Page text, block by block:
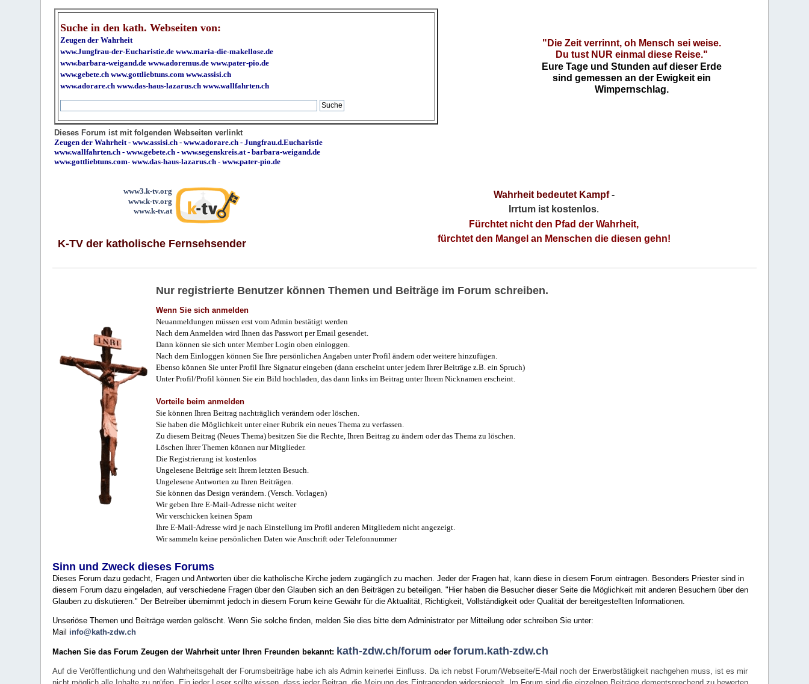
Suche in den kath. Webseiten von:
Zeugen der Wahrheit
www.Jungfrau-der-Eucharistie.de www.maria-die-makellose.de
www.barbara-weigand.de www.adoremus.de www.pater-pio.de
www.gebete.ch www.gottliebtuns.com www.assisi.ch
www.adorare.ch www.das-haus-lazarus.ch www.wallfahrten.ch
"Die Zeit verrinnt, oh Mensch sei weise.
Du tust NUR einmal diese Reise."
Eure Tage und Stunden auf dieser Erde
sind gemessen an der Ewigkeit ein
Wimpernschlag.
Dieses Forum ist mit folgenden Webseiten verlinkt
Zeugen der Wahrheit-www.assisi.ch -www.adorare.ch -Jungfrau.d.Eucharistie
www.wallfahrten.ch -www.gebete.ch -www.segenskreis.at-barbara-weigand.de
www.gottliebtuns.com-www.das-haus-lazarus.ch - www.pater-pio.de
www3.k-tv.org
www.k-tv.org
www.k-tv.at
K-TV der katholische Fernsehsender
Wahrheit bedeutet Kampf-
Irrtum ist kostenlos.
Fürchtet nicht den Pfad der Wahrheit,
fürchtet den Mangel an Menschen die diesen gehn!
Nur registrierte Benutzer können Themen und Beiträge im Forum schreiben.
Wenn Sie sich anmelden
Neuanmeldungen müssen erst vom Admin bestätigt werden
Nach dem Anmelden wird Ihnen das Passwort per Email gesendet.
Dann können sie sich unter Member Login oben einloggen.
Nach dem Einloggen können Sie Ihre persönlichen Angaben unter Profil ändern oder weitere hinzufügen.
Ebenso können Sie unter Profil Ihre Signatur eingeben (dann erscheint unter jedem Ihrer Beiträge z.B. ein Spruch)
Unter Profil/Profil können Sie ein Bild hochladen, das dann links im Beitrag unter Ihrem Nicknamen erscheint.
Vorteile beim anmelden
Sie können Ihren Beitrag nachträglich verändern oder löschen.
Sie haben die Möglichkeit unter einer Rubrik ein neues Thema zu verfassen.
Zu diesem Beitrag (Neues Thema) besitzen Sie die Rechte, Ihren Beitrag zu ändern oder das Thema zu löschen.
Löschen Ihrer Themen können nur Mitglieder.
Die Registrierung ist kostenlos
Ungelesene Beiträge seit Ihrem letzten Besuch.
Ungelesene Antworten zu Ihren Beiträgen.
Sie können das Design verändern. (Versch. Vorlagen)
Wir geben Ihre E-Mail-Adresse nicht weiter
Wir verschicken keinen Spam
Ihre E-Mail-Adresse wird je nach Einstellung im Profil anderen Mitgliedern nicht angezeigt.
Wir sammeln keine persönlichen Daten wie Anschrift oder Telefonnummer
Sinn und Zweck dieses Forums
Dieses Forum dazu gedacht, Fragen und Antworten über die katholische Kirche jedem zugänglich zu machen. Jeder der Fragen hat, kann diese in diesem Forum eintragen. Besonders Priester sind in
diesem Forum dazu eingeladen, auf verschiedene Fragen über den Glauben sich an den Beiträgen zu beteiligen. "Hier haben die Besucher dieser Seite die Möglichkeit mit anderen Besuchern über den
Glauben zu diskutieren." Der Betreiber übernimmt jedoch in diesem Forum keine Gewähr für die Aktualität, Richtigkeit, Vollständigkeit oder Qualität der bereitgestellten Informationen.
Unseriöse Themen und Beiträge werden gelöscht. Wenn Sie solche finden, melden Sie dies bitte dem Administrator per Mitteilung oder schreiben Sie unter:
Mail info@kath-zdw.ch
Machen Sie das Forum Zeugen der Wahrheit unter Ihren Freunden bekannt: kath-zdw.ch/forum oderforum.kath-zdw.ch
Auf die Veröffentlichung und den Wahrheitsgehalt der Forumsbeiträge habe ich als Admin keinerlei Einfluss. Da ich nebst Forum/Webseite/E-Mail noch der Erwerbstätigkeit nachgehen muss, ist es mir